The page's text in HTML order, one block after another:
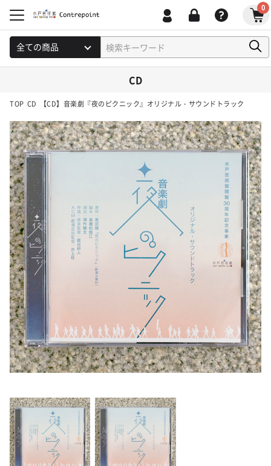
0
CD
TOP CD 【CD】音楽劇『夜のピクニック』オリジナル・サウンドトラック